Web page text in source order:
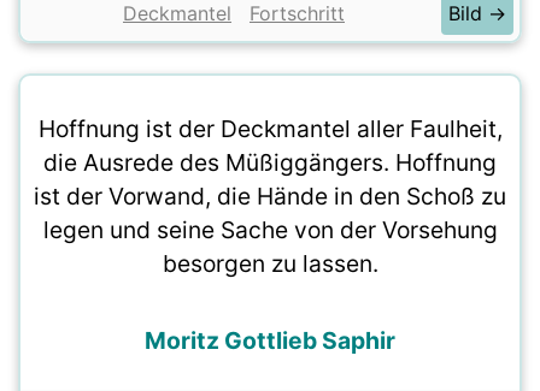
Deckmantel Fortschritt Bild →
Hoffnung ist der Deckmantel aller Faulheit,
die Ausrede des Müßiggängers. Hoffnung
ist der Vorwand, die Hände in den Schoß zu
legen und seine Sache von der Vorsehung
besorgen zu lassen.
Moritz Gottlieb Saphir